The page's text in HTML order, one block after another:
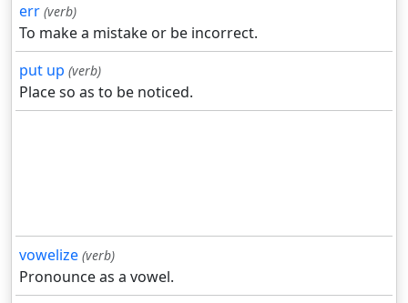
err (verb)
To make a mistake or be incorrect.
put up (verb)
Place so as to be noticed.
vowelize (verb)
Pronounce as a vowel.